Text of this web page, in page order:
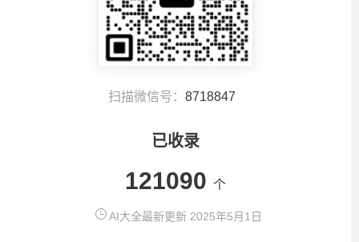
扫描微信号： 8718847
已收录
121090 个
AI大全最新更新 2025年5月1日